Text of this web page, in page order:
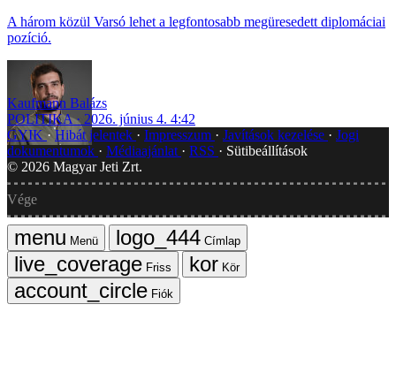
A három közül Varsó lehet a legfontosabb megüresedett diplomáciai
pozíció.
Kaufmann Balázs
POLITIKA
2026. június 4. 4:42
GYIK
Hibát jelentek Impresszum Javítások kezelése
Jogi
dokumentumok
Médiaajánlat RSS
Sütibeállítások
© 2026 Magyar Jeti Zrt.
Vége
Menü
Címlap
Friss
Kör
Fiók